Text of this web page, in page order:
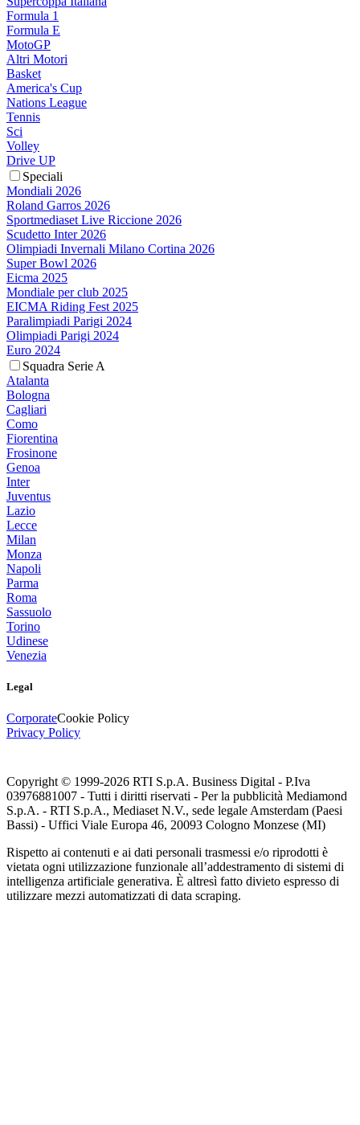
Formula 1
Formula E
MotoGP
Altri Motori
Basket
America's Cup
Nations League
Tennis
Sci
Volley
Drive UP
Speciali
Mondiali 2026
Roland Garros 2026
Sportmediaset Live Riccione 2026
Scudetto Inter 2026
Olimpiadi Invernali Milano Cortina 2026
Super Bowl 2026
Eicma 2025
Mondiale per club 2025
EICMA Riding Fest 2025
Paralimpiadi Parigi 2024
Olimpiadi Parigi 2024
Euro 2024
Squadra Serie A
Atalanta
Bologna
Cagliari
Como
Fiorentina
Frosinone
Genoa
Inter
Juventus
Lazio
Lecce
Milan
Monza
Napoli
Parma
Roma
Sassuolo
Torino
Udinese
Venezia
Legal
CorporateCookie Policy
Privacy Policy
Copyright © 1999-2026 RTI S.p.A. Business Digital - P.Iva
03976881007 - Tutti i diritti riservati - Per la pubblicità Mediamond
S.p.A. - RTI S.p.A., Mediaset N.V., sede legale Amsterdam (Paesi
Bassi) - Uffici Viale Europa 46, 20093 Cologno Monzese (MI)
Rispetto ai contenuti e ai dati personali trasmessi e/o riprodotti è
vietata ogni utilizzazione funzionale all’addestramento di sistemi di
intelligenza artificiale generativa. È altresì fatto divieto espresso di
utilizzare mezzi automatizzati di data scraping.